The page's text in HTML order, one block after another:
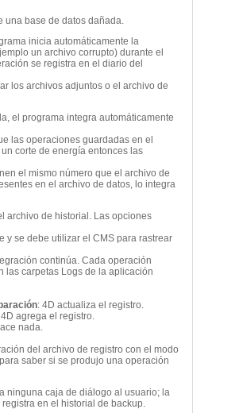
una base de datos dañada.
inicia automáticamente la
un archivo corrupto) durante el
se registra en el diario del
los archivos adjuntos o el archivo de
el programa integra automáticamente
las operaciones guardadas en el
corte de energía entonces las
el mismo número que el archivo de
en el archivo de datos, lo integra
archivo de historial. Las opciones
y se debe utilizar el CMS para rastrear
continúa. Cada operación
las carpetas Logs de la aplicación
: 4D actualiza el registro.
4D agrega el registro.
nada.
del archivo de registro con el modo
saber si se produjo una operación
ninguna caja de diálogo al usuario; la
en el historial de backup.